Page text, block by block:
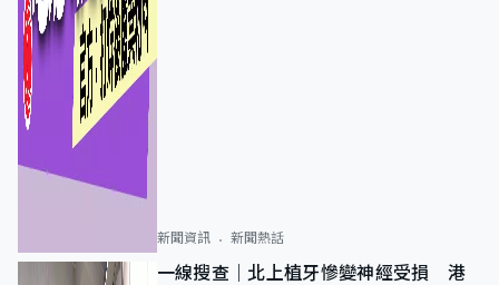
新聞資訊 新聞熱話
一線搜查｜北上植牙慘變神經受損 港